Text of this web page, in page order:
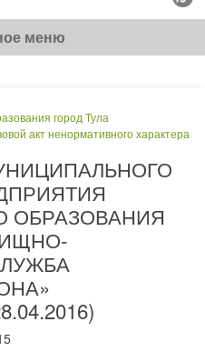
меню
город Тула
акт ненормативного характера
ОБРАЗОВАНИЯ